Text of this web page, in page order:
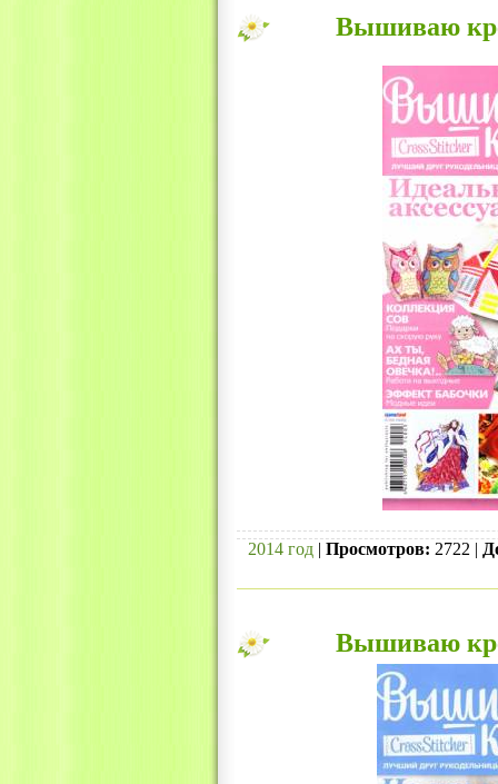
Вышиваю
2014 год | Просмотров: 2722 |
Вышиваю